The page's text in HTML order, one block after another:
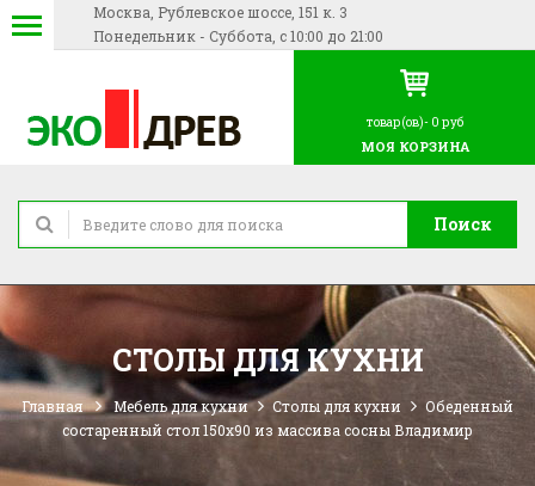
Москва, Рублевское шоссе, 151 к. 3
Понедельник - Суббота, с 10:00 до 21:00
Поиск
товар(ов)- 0 руб
МОЯ КОРЗИНА
СТОЛЫ ДЛЯ КУХНИ
Главная Мебель для кухни Столы для кухни
Обеденный
состаренный стол 150x90 из массива сосны Владимир